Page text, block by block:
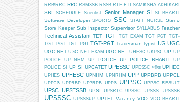
RRB/RRC RRC RSMSSB RSSB RTE RTI SAMIKSHA ADHIKARI
SBI SCHEDULE Scientist Senior Manager SI SI BHARTI
Software Developer SPORTS SSC STAFF NURSE
Steno
Store Keeper Sub Inspector Supervisor SYLLABUS Teacher
Technical Assistant TET TGT TGT EXAM TGT PGT TGT-
TGT- PGT TGT--PGT TGT-PGT Tradesman Typist UG UGC
UGC NET UGC NET EXAM UGC-NET UHESC UKPSC UP UP
POLICE
UP NHM UP POLICE UP POLICE BHARTI
UP
POLICE SI
UP SI UPCATET UPESSC UPESSC परीक्षा UPHEC
UPHES UPHESC UPNHM UPNRHM UPP UPPBPB UPPCL
UPPCS UPPRBP UPPRPB UPPS UPPSC UPPSC RESULT
UPSC UPSESSB UPSI UPSRTC UPSSC UPSSS UPSSSB
UPSSSC UPSSSUP UPTET Vacancy VDO VDO BHARTI